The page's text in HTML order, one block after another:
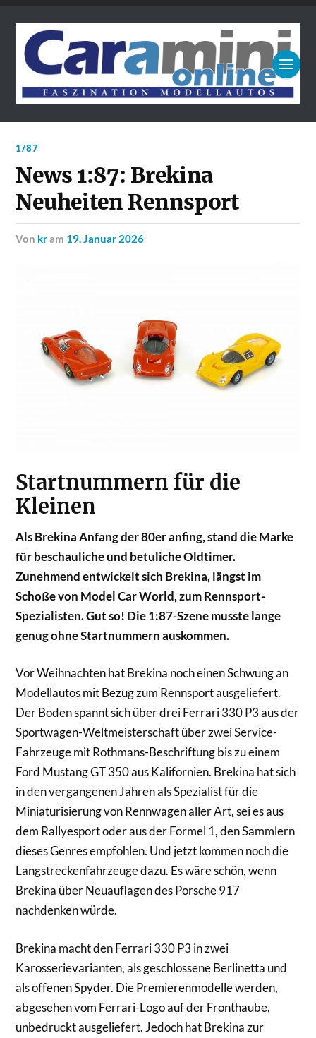
1/87
News 1:87: Brekina
Neuheiten Rennsport
von kram 19. Januar 2026
Startnummern für die
Kleinen
Als Brekina Anfang der 80er anfing, stand die Marke
für beschauliche und betuliche Oldtimer.
Zunehmend entwickelt sich Brekina, längst im
Schoße von Model Car World, zum Rennsport-
Spezialisten. Gut so! Die 1:87-Szene musste lange
genug ohne Startnummern auskommen.
Vor Weihnachten hat Brekina noch einen Schwung an
Modellautos mit Bezug zum Rennsport ausgeliefert.
Der Boden spannt sich über drei Ferrari 330 P3 aus der
Sportwagen-Weltmeisterschaft über zwei Service-
Fahrzeuge mit Rothmans-Beschriftung bis zu einem
Ford Mustang GT 350 aus Kalifornien. Brekina hat sich
in den vergangenen Jahren als Spezialist für die
Miniaturisierung von Rennwagen aller Art, sei es aus
dem Rallyesport oder aus der Formel 1, den Sammlern
dieses Genres empfohlen. Und jetzt kommen noch die
Langstreckenfahrzeuge dazu. Es wäre schön, wenn
Brekina über Neuauflagen des Porsche 917
nachdenken würde.
Brekina macht den Ferrari 330 P3 in zwei
Karosserievarianten, als geschlossene Berlinetta und
als offenen Spyder. Die Premierenmodelle werden,
abgesehen vom Ferrari-Logo auf der Fronthaube,
unbedruckt ausgeliefert. Jedoch hat Brekina zur